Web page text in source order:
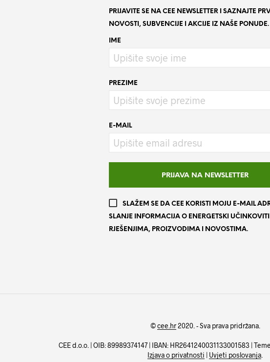
PRIJAVITE SE NA CEE NEWSLETTER I SAZNAJTE
NOVOSTI, SUBVENCIJE I AKCIJE IZ NAŠE PONUDE.
IME
PREZIME
E-MAIL
SLAŽEM SE DA CEE KORISTI MOJU E-MAIL
SLANJE INFORMACIJA O ENERGETSKI
RJEŠENJIMA, PROIZVODIMA I NOVOSTIMA.
©cee.hr2020. - Sva prava pridržana.
CEE d.o.o. | OIB: 89989374147 | IBAN: HR2641240031133001583 |
Izjava o privatnosti | Uvjeti poslovanja